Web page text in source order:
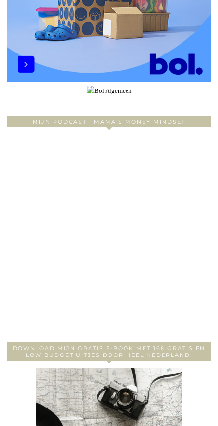
MIJN PODCAST | MAMA’S MONEY MINDSET
DOWNLOAD MIJN GRATIS E-BOOK MET 168 GRATIS EN
LOW BUDGET UITJES DOOR HEEL NEDERLAND!